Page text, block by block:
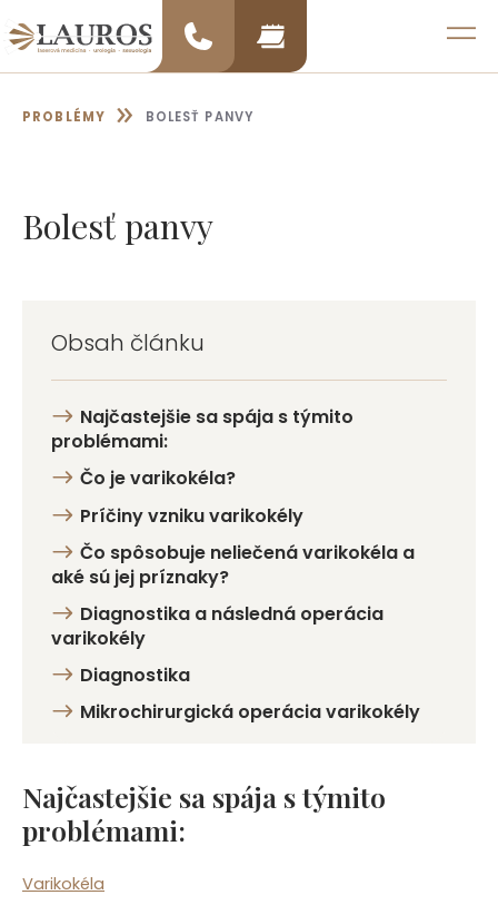
na
obsah
PROBLÉMY » BOLESŤ PANVY
Bolesť panvy
Obsah článku
Najčastejšie sa spája s týmito
problémami:
Čo je varikokéla?
Príčiny vzniku varikokély
Čo spôsobuje neliečená varikokéla a
aké sú jej príznaky?
Diagnostika a následná operácia
varikokély
Diagnostika
Mikrochirurgická operácia varikokély
Najčastejšie sa spája s týmito
problémami:
Varikokéla